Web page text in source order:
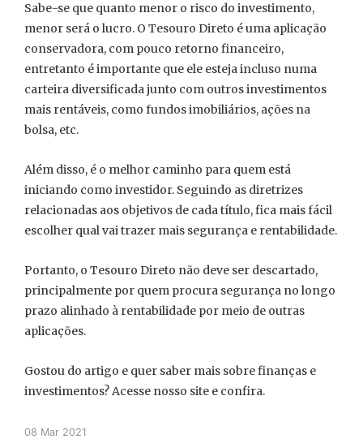
Sabe-se que quanto menor o risco do investimento,
menor será o lucro. O Tesouro Direto é uma aplicação
conservadora, com pouco retorno financeiro,
entretanto é importante que ele esteja incluso numa
carteira diversificada junto com outros investimentos
mais rentáveis, como fundos imobiliários, ações na
bolsa, etc.
Além disso, é o melhor caminho para quem está
iniciando como investidor. Seguindo as diretrizes
relacionadas aos objetivos de cada título, fica mais fácil
escolher qual vai trazer mais segurança e rentabilidade.
Portanto, o Tesouro Direto não deve ser descartado,
principalmente por quem procura segurança no longo
prazo alinhado à rentabilidade por meio de outras
aplicações.
Gostou do artigo e quer saber mais sobre finanças e
investimentos? Acesse nosso site e confira.
08 Mar 2021